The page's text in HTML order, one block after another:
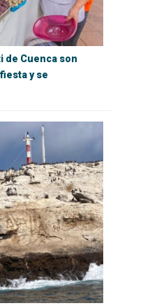
de Cuenca son
y se